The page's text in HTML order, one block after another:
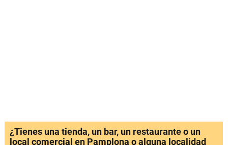
¿Tienes una tienda, un bar, un restaurante o un
local comercial en Pamplona o alguna localidad